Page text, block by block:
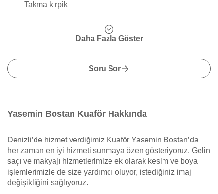
Takma kirpik
Daha Fazla Göster
Soru Sor
Yasemin Bostan Kuaför Hakkında
Denizli’de hizmet verdiğimiz Kuaför Yasemin Bostan’da
her zaman en iyi hizmeti sunmaya özen gösteriyoruz. Gelin
saçı ve makyajı hizmetlerimize ek olarak kesim ve boya
işlemlerimizle de size yardımcı oluyor, istediğiniz imaj
değişikliğini sağlıyoruz.